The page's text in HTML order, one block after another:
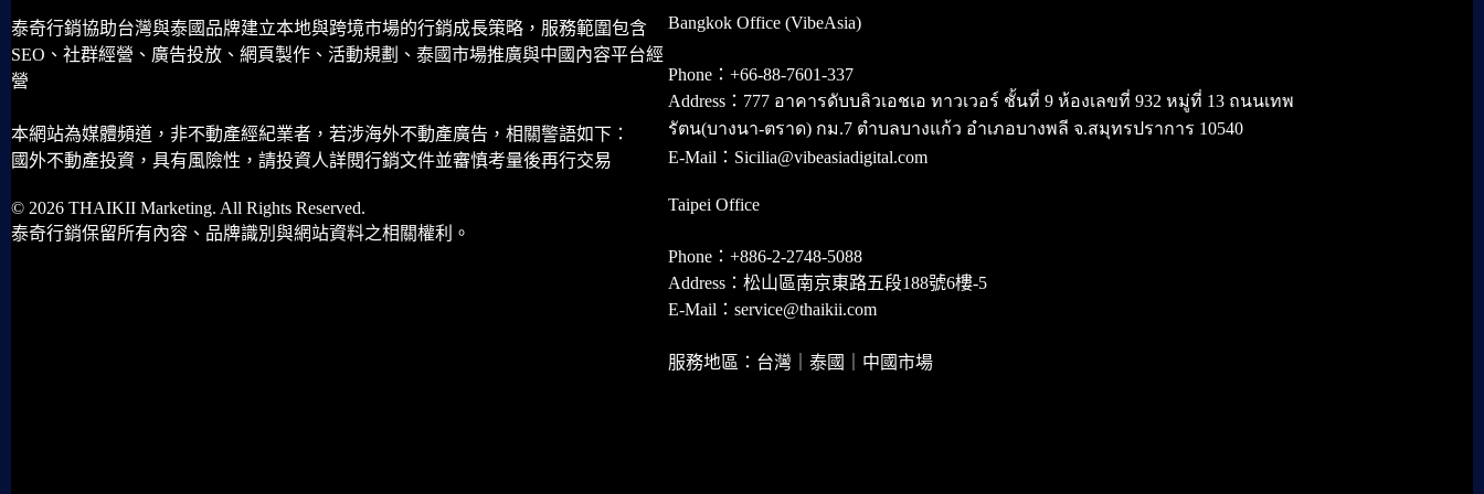
泰奇行銷協助台灣與泰國品牌建立本地與跨境市場的行銷成長策略，服務範圍包含
SEO、社群經營、廣告投放、網頁製作、活動規劃、泰國市場推廣與中國內容平台經
營
本網站為媒體頻道，非不動產經紀業者，若涉海外不動產廣告，相關警語如下：
國外不動產投資，具有風險性，請投資人詳閱行銷文件並審慎考量後再行交易
© 2026 THAIKII Marketing. All Rights Reserved.
泰奇行銷保留所有內容、品牌識別與網站資料之相關權利。
Bangkok Office (VibeAsia)
Phone：+66-88-7601-337
Address：777 อาคารดับบลิวเอชเอ ทาวเวอร์ ชั้นที่ 9 ห้องเลขที่ 932 หมู่ที่ 13 ถนนเทพ
รัตน(บางนา-ตราด) กม.7 ตำบลบางแก้ว อำเภอบางพลี จ.สมุทรปราการ 10540
E-Mail：Sicilia@vibeasiadigital.com
Taipei Office
Phone：+886-2-2748-5088
Address：松山區南京東路五段188號6樓-5
E-Mail：service@thaikii.com
服務地區：台灣｜泰國｜中國市場